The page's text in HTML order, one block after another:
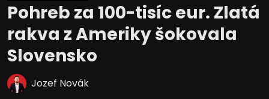
Pohreb za 100-tisíc eur. Zlatá
rakva z Ameriky šokovala
Slovensko
Jozef Novák